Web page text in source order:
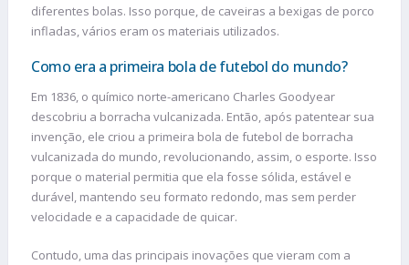
diferentes bolas. Isso porque, de caveiras a bexigas de porco
infladas, vários eram os materiais utilizados.
Como era a primeira bola de futebol do mundo?
Em 1836, o químico norte-americano Charles Goodyear
descobriu a borracha vulcanizada. Então, após patentear sua
invenção, ele criou a primeira bola de futebol de borracha
vulcanizada do mundo, revolucionando, assim, o esporte. Isso
porque o material permitia que ela fosse sólida, estável e
durável, mantendo seu formato redondo, mas sem perder
velocidade e a capacidade de quicar.
Contudo, uma das principais inovações que vieram com a